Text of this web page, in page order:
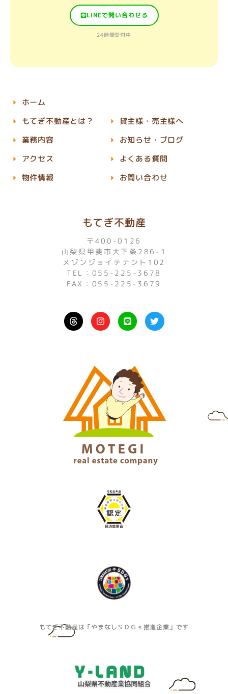
LINEで問い合わせる
24時間受付中
もてぎ不動産
〒400-0126
山梨県甲斐市大下条286-1
メゾンジョイテナント102
TEL：055-225-3678
FAX：055-225-3679
I
n
s
r
a
m
L
i
n
T
w
i
もてぎ不動産は「やまなしＳＤＧｓ推進企業」です
ホーム
もてぎ不動産とは？
業務内容
アクセス
物件情報
貸主様・売主様へ
お知らせ・ブログ
よくある質問
お問い合わせ